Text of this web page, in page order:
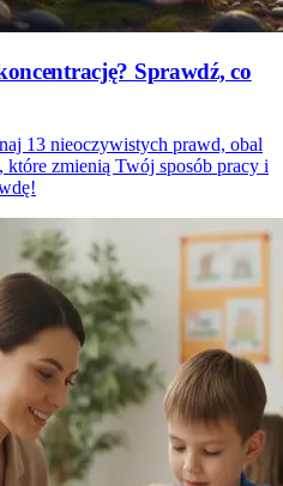
Sprawdź, co
13 nieoczywistych prawd, obal
zmienią Twój sposób pracy i